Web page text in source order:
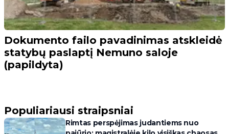
Dokumento failo pavadinimas atskleidė
statybų paslaptį Nemuno saloje
(papildyta)
Populiariausi straipsniai
Rimtas perspėjimas judantiems nuo